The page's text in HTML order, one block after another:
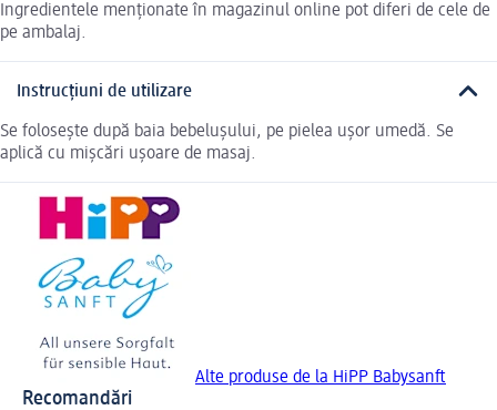
Ingredientele menționate în magazinul online pot diferi de cele de
pe ambalaj.
Instrucțiuni de utilizare
Se folosește după baia bebelușului, pe pielea ușor umedă. Se
aplică cu mișcări ușoare de masaj.
Alte produse de la HiPP Babysanft
Recomandări